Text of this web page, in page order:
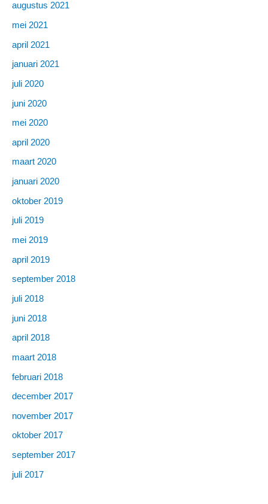
augustus 2021
mei 2021
april 2021
januari 2021
juli 2020
juni 2020
mei 2020
april 2020
maart 2020
januari 2020
oktober 2019
juli 2019
mei 2019
april 2019
september 2018
juli 2018
juni 2018
april 2018
maart 2018
februari 2018
december 2017
november 2017
oktober 2017
september 2017
juli 2017